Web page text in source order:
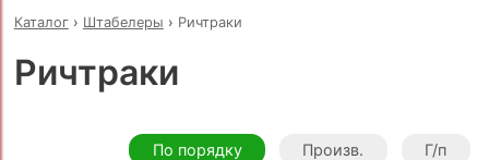
Каталог› Штабелеры › Ричтраки
Ричтраки
По порядку Произв. Г/п